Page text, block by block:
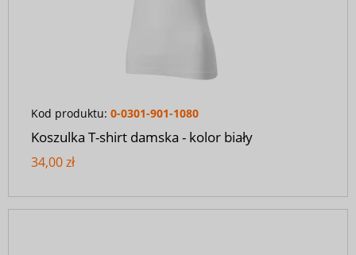
Kod produktu: 0-0301-901-1080
Koszulka T-shirt damska - kolor biały
34,00 zł